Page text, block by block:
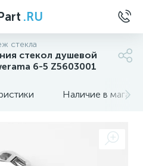
.RU
стекла
стекол душевой
6-5 Z5603001
Наличие в